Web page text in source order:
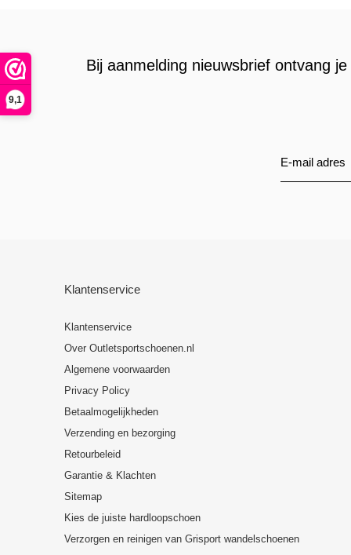
9,1
Bij aanmelding nieuwsbrief ontvang
Klantenservice
Klantenservice
Over Outletsportschoenen.nl
Algemene voorwaarden
Privacy Policy
Betaalmogelijkheden
Verzending en bezorging
Retourbeleid
Garantie & Klachten
Sitemap
Kies de juiste hardloopschoen
Verzorgen en reinigen van Grisport wandelschoenen